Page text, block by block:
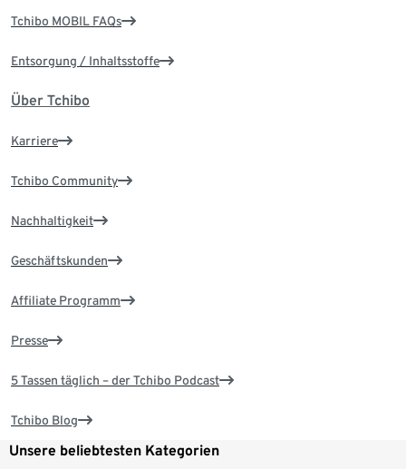
Tchibo MOBIL FAQs
Entsorgung / Inhaltsstoffe
Über Tchibo
Karriere
Tchibo Community
Nachhaltigkeit
Geschäftskunden
Affiliate Programm
Presse
5 Tassen täglich – der Tchibo Podcast
Tchibo Blog
Unsere beliebtesten Kategorien